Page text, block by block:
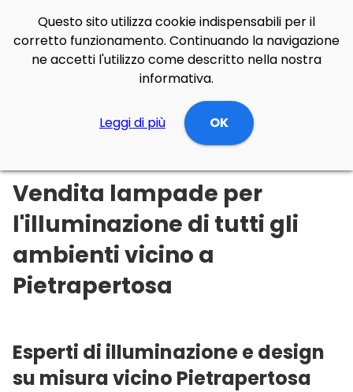
Illuminazione Online Basilicata
Potenza
Vendita lampade per
l'illuminazione di tutti gli
ambienti vicino a
Pietrapertosa
Esperti di illuminazione e design
su misura vicino Pietrapertosa
Questo sito utilizza cookie indispensabili per il
corretto funzionamento. Continuando la navigazione
ne accetti l'utilizzo come descritto nella nostra
informativa.
Leggi di più OK